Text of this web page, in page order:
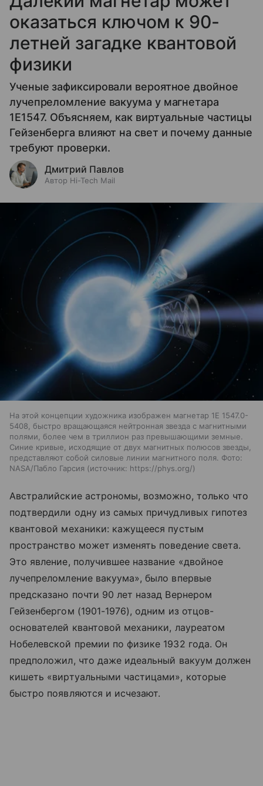
оказаться ключом к 90-
летней загадке квантовой
физики
Ученые зафиксировали вероятное двойное
лучепреломление вакуума у магнетара
1E1547. Объясняем, как виртуальные частицы
Гейзенберга влияют на свет и почему данные
требуют проверки.
Дмитрий Павлов
Автор Hi-Tech Mail
На этой концепции художника изображен магнетар 1E 1547.0-
5408, быстро вращающаяся нейтронная звезда с магнитными
полями, более чем в триллион раз превышающими земные.
Синие кривые, исходящие от двух магнитных полюсов звезды,
представляют собой силовые линии магнитного поля. Фото:
NASA/Пабло Гарсия
источник: https://phys.org/
Австралийские астрономы, возможно, только что
подтвердили одну из самых причудливых гипотез
квантовой механики: кажущееся пустым
пространство может изменять поведение света.
Это явление, получившее название «двойное
лучепреломление вакуума», было впервые
предсказано почти 90 лет назад Вернером
Гейзенбергом (1901-1976), одним из отцов-
основателей квантовой механики, лауреатом
Нобелевской премии по физике 1932 года. Он
предположил, что даже идеальный вакуум должен
кишеть «виртуальными частицами», которые
быстро появляются и исчезают.